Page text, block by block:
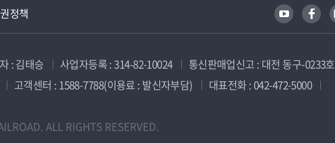
정책
: 김태승 사업자등록 : 314-82-10024
통신판매업신고 : 대전 동구-0233호
고객센터 : 1588-7788(이용료 : 발신자부담)
대표전화 : 042-472-5000
ALL RIGHTS RESERVED.